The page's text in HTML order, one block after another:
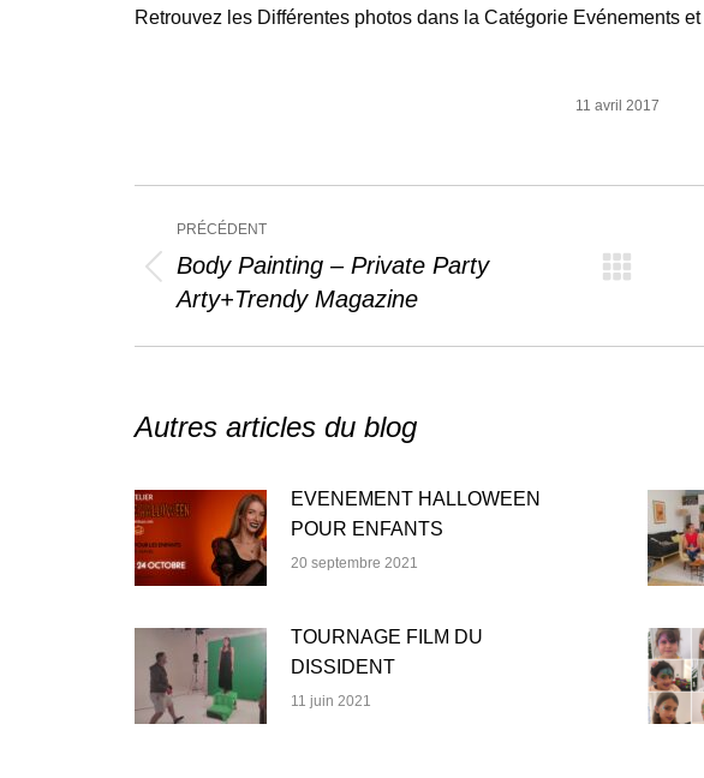
Retrouvez les Différentes photos dans la Catégorie Evénements
11 avril 2017
Navigation
article
PRÉCÉDENT
Article
précédent
Body Painting – Private Party
Arty+Trendy Magazine
Autres articles du blog
EVENEMENT HALLOWEEN
POUR ENFANTS
20 septembre 2021
TOURNAGE FILM DU
DISSIDENT
11 juin 2021